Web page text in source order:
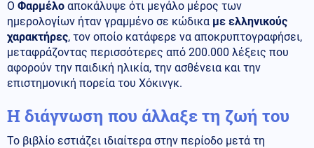
Ο Φαρμέλο αποκάλυψε ότι μεγάλο μέρος των
ημερολογίων ήταν γραμμένο σε κώδικα με ελληνικούς
χαρακτήρες, τον οποίο κατάφερε να αποκρυπτογραφήσει,
μεταφράζοντας περισσότερες από 200.000 λέξεις που
αφορούν την παιδική ηλικία, την ασθένεια και την
επιστημονική πορεία του Χόκινγκ.
Η διάγνωση που άλλαξε τη ζωή του
Το βιβλίο εστιάζει ιδιαίτερα στην περίοδο μετά τη